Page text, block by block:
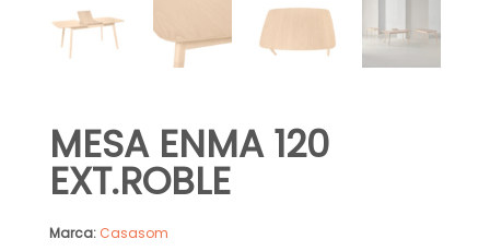
MESA ENMA 120
EXT.ROBLE
Marca: Casasom